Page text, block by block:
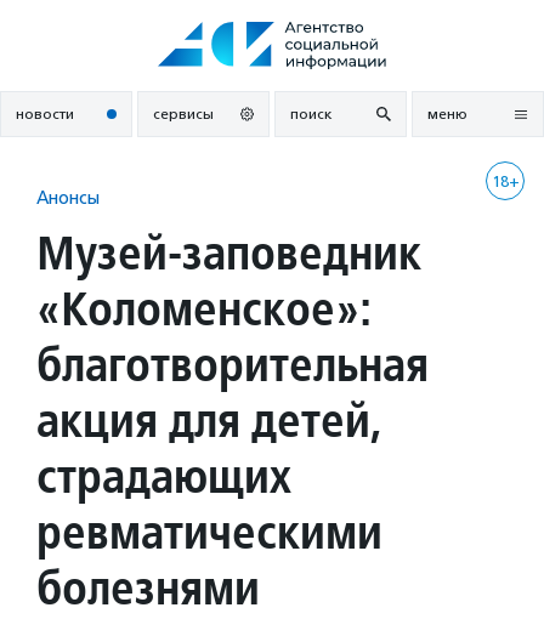
новости сервисы поиск меню
18+
Анонсы
Музей-заповедник
«Коломенское»:
благотворительная
акция для детей,
страдающих
ревматическими
болезнями